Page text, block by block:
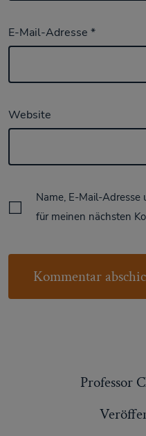
E-Mail-Adresse*
Website
Name, E-Mail-
für meinen nächsten
Professor